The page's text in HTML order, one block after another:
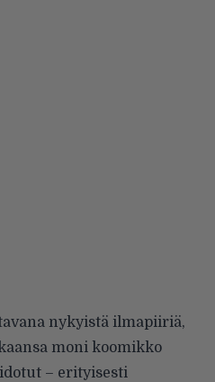
nykyistä ilmapiiriä,
moni koomikko
– erityisesti